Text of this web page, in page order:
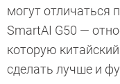
могут отличаться
SmartAI G50 —
которую
сделать лучше и